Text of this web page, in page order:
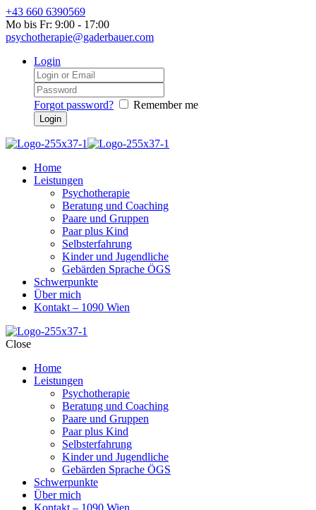
+43 660 6390569
Mo bis Fr: 9:00 - 17:00
psychotherapie@gaderbauer.com
Login
Forgot password? Remember me
Home
Leistungen
Psychotherapie
Beratung und Coaching
Paare und Gruppen
Paar plus Kind
Selbsterfahrung
Kinder und Jugendliche
Gebärden Sprache ÖGS
Schwerpunkte
Über mich
Kontakt – 1090 Wien
Close
Home
Leistungen
Psychotherapie
Beratung und Coaching
Paare und Gruppen
Paar plus Kind
Selbsterfahrung
Kinder und Jugendliche
Gebärden Sprache ÖGS
Schwerpunkte
Über mich
Kontakt – 1090 Wien